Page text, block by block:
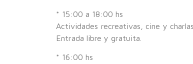
* 15:00 a 18:00 hs
Actividades recreativas, cine y
Entrada libre y gratuita.
* 16:00 hs